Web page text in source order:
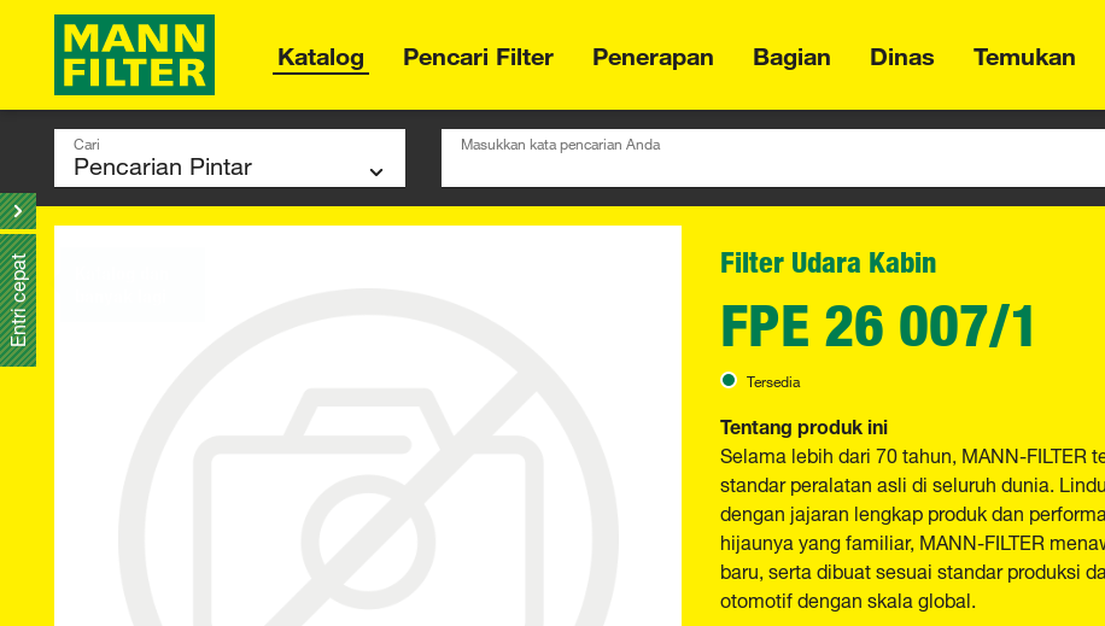
Katalog Pencari Filter Penerapan Bagian Dinas Temukan
Cari Masukkan kata pencarian Anda
Filter Udara Kabin
FPE 26 007/1
Tersedia
Tentang produk ini
Selama lebih dari 70 tahun, MANN-
standar peralatan asli di seluruh dunia.
dengan jajaran lengkap produk dan
hijaunya yang familiar, MANN-FILTER
baru, serta dibuat sesuai standar produksi
otomotif dengan skala global.